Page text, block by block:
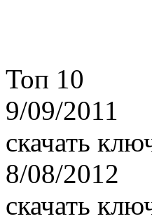
Топ 10
9/09/2011
скачать
8/08/2012
скачать